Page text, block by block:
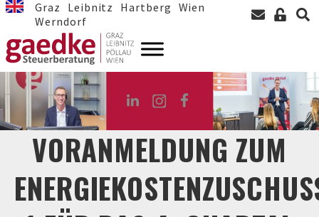
Graz Leibnitz Hartberg Wien
Werndorf
VORANMELDUNG ZUM